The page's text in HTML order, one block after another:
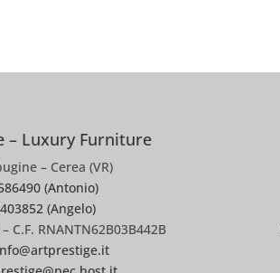
– Luxury Furniture
– Cerea (VR)
(Antonio)
(Angelo)
C.F. RNANTN62B03B442B